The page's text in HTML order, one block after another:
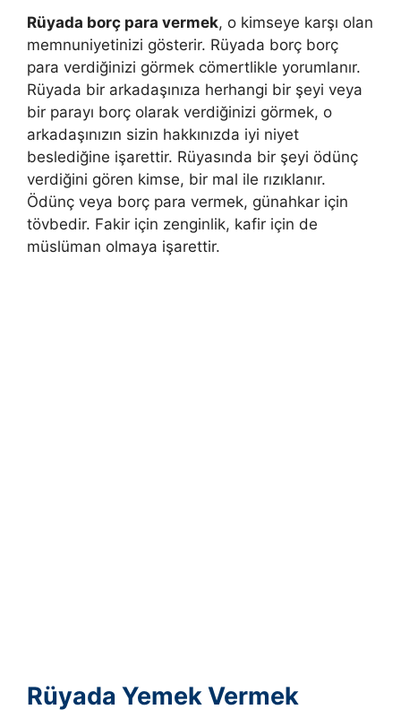
Rüyada borç para vermek, o kimseye karşı olan
memnuniyetinizi gösterir. Rüyada borç borç
para verdiğinizi görmek cömertlikle yorumlanır.
Rüyada bir arkadaşınıza herhangi bir şeyi veya
bir parayı borç olarak verdiğinizi görmek, o
arkadaşınızın sizin hakkınızda iyi niyet
beslediğine işarettir. Rüyasında bir şeyi ödünç
verdiğini gören kimse, bir mal ile rızıklanır.
Ödünç veya borç para vermek, günahkar için
tövbedir. Fakir için zenginlik, kafir için de
müslüman olmaya işarettir.
Rüyada Yemek Vermek